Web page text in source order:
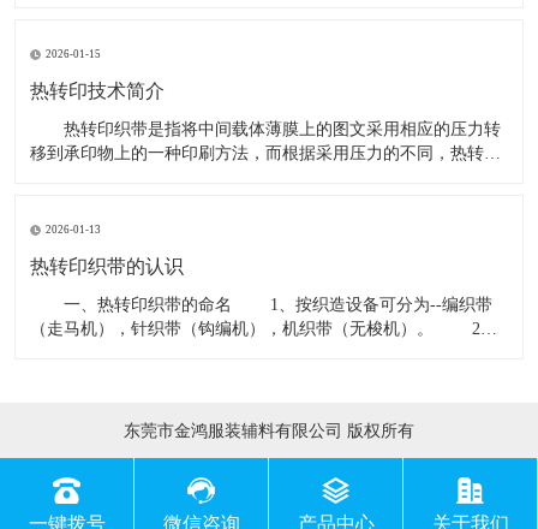
非常薄，而且透气、不黏、不裂、耐洗不脱落;不同於许多坊间采
2026-01-15
热转印技术简介
热转印织带是指将中间载体薄膜上的图文采用相应的压力转
移到承印物上的一种印刷方法，而根据采用压力的不同，热转印
(即热升华墨水)打印在彩色喷墨纸(或热升华专用喷墨打印纸)上，
2026-01-13
热转印织带的认识
一、热转印织带的命名 1、按织造设备可分为--编织带
（走马机），针织带（钩编机），机织带（无梭机）。 2、
东莞市金鸿服装辅料有限公司 版权所有
一键拨号 微信咨询 产品中心 关于我们